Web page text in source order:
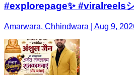
#explorepage✨ #viralreels
Amarwara, Chhindwara | Aug 9,